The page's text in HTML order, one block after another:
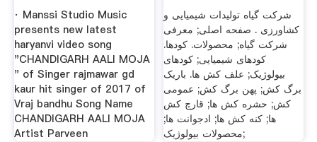
· Manssi Studio Music
presents new latest
haryanvi video song
"CHANDIGARH AALI MOJA
" of Singer rajmawar gd
kaur hit singer of 2017 of
Vraj bandhu Song Name
CHANDIGARH AALI MOJA
Artist Parveen
شرکت گیاه تولیدات شیمیایی و
کشاورزی . صفحه اصلی; معرفی
شرکت گیاه; محصولات. کودها.
کودهای شیمیایی; کودهای
بیولوژیک; علف کش ها. باریک
برگ کش; پهن برگ کش; عمومی
کش; حشره کش ها; قارچ کش
ها; کنه کش ها; ادجوانت ها;
محصولات بیولوژیک;